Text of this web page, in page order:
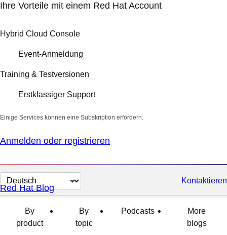
Ihre Vorteile mit einem Red Hat Account
Hybrid Cloud Console
Event-Anmeldung
Training & Testversionen
Erstklassiger Support
Einige Services können eine Subskription erfordern.
Anmelden oder registrieren
Sprache
auswählen
Kontaktieren
Red Hat Blog
By
product
By
topic
Podcasts
More
blogs